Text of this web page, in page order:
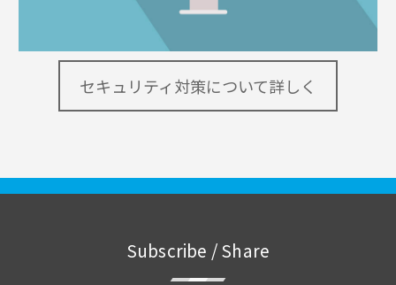
セキュリティ対策について詳しく
Subscribe / Share